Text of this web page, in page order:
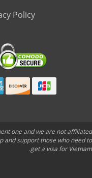
Policy
one and we are not affiliated
and support those who need to
get a visa for Vietnam.